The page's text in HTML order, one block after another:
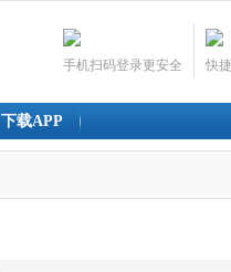
快
手机扫码登录更安全
下载APP